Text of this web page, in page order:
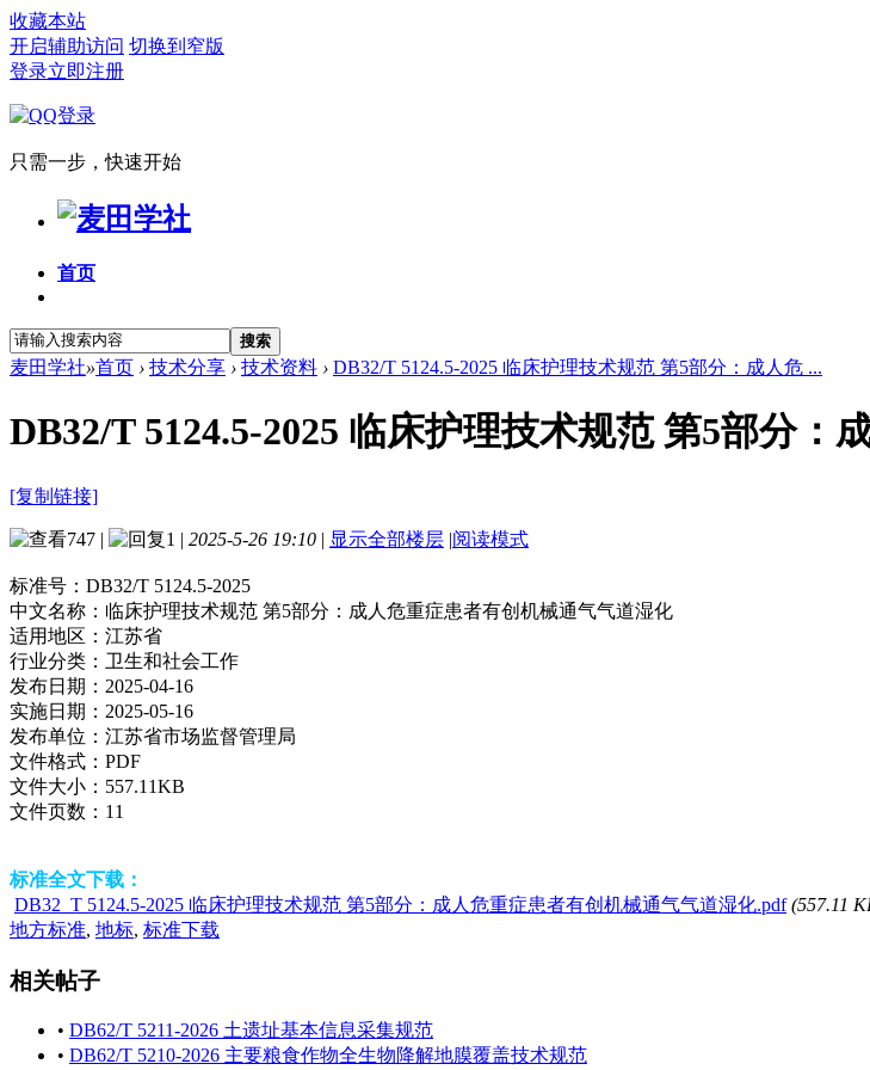
收藏本站
开启辅助访问 切换到窄版
登录立即注册
只需一步，快速开始
首页
搜索
麦田学社»首页 › 技术分享 › 技术资料 › DB32/T 5124.5-2025 临床护理技术规范 第5部分：成人危 ...
DB32/T 5124.5-2025 临床护理技术规范 第5部分
[复制链接]
747 | 1 | 2025-5-26 19:10 | 显示全部楼层 |阅读模式
标准号： DB32/T 5124.5-2025
中文名称： 临床护理技术规范 第5部分：成人危重症患者有创机械通气气道湿化
适用地区： 江苏省
行业分类： 卫生和社会工作
发布日期： 2025-04-16
实施日期： 2025-05-16
发布单位： 江苏省市场监督管理局
文件格式： PDF
文件大小： 557.11KB
文件页数： 11
标准全文下载：
DB32_T 5124.5-2025 临床护理技术规范 第5部分：成人危重症患者有创机械通气气道湿化.pdf (557.11
地方标准, 地标, 标准下载
相关帖子
• DB62/T 5211-2026 土遗址基本信息采集规范
• DB62/T 5210-2026 主要粮食作物全生物降解地膜覆盖技术规范